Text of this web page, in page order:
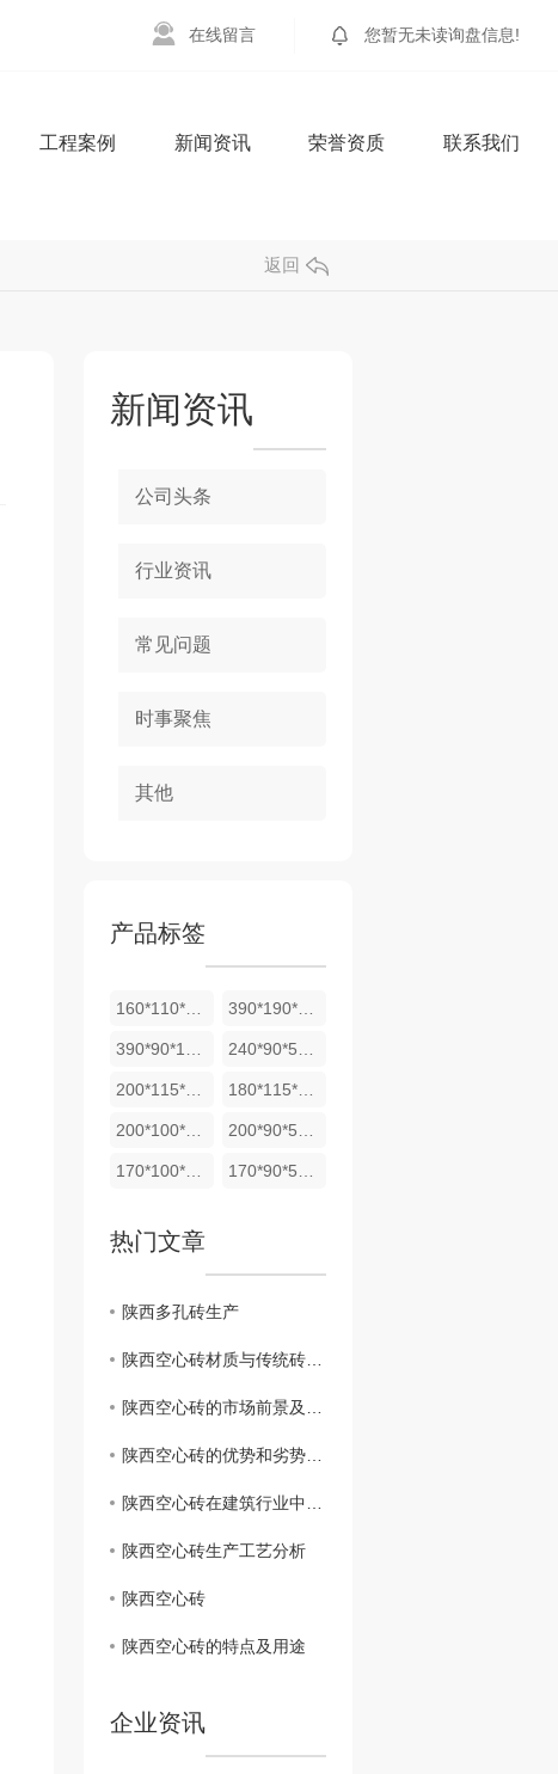
您暂无未读询盘信息!
在线留言
工程案例 新闻资讯 荣誉资质 联系我们
返回
新闻资讯
公司头条
行业资讯
常见问题
时事聚焦
其他
产品标签
160*110*53斜面砖 390*190*190空心砖
390*90*190空心砖 240*90*53实心砖
200*115*53实心砖 180*115*53实心砖
200*100*53实心砖 200*90*53实心砖
170*100*53实心砖 170*90*53实心砖
热门文章
陕西多孔砖生产
陕西空心砖材质与传统砖块有何不同
陕西空心砖的市场前景及发展趋势
陕西空心砖的优势和劣势对比
陕西空心砖在建筑行业中的应用
陕西空心砖生产工艺分析
陕西空心砖
陕西空心砖的特点及用途
企业资讯